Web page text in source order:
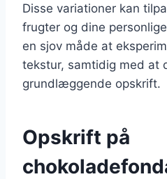
Disse variationer kan
frugter og dine
en sjov måde at
tekstur, samtidig med at
grundlæggende opskrift.
Opskrift på